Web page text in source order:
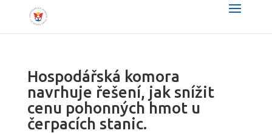
Hospodářská komora
navrhuje řešení, jak snížit
cenu pohonných hmot u
čerpacích stanic.